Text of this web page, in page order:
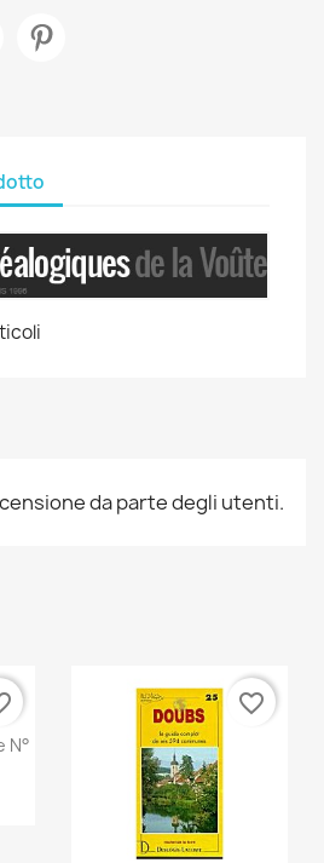
da parte degli utenti.
N°
favorite_border